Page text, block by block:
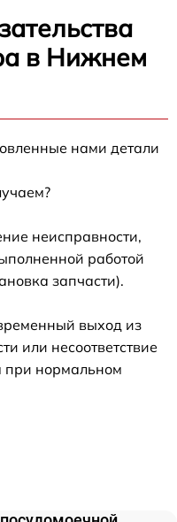
в Нижнем
нами детали
неисправности,
работой
запчасти).
выход из
или несоответствие
при нормальном